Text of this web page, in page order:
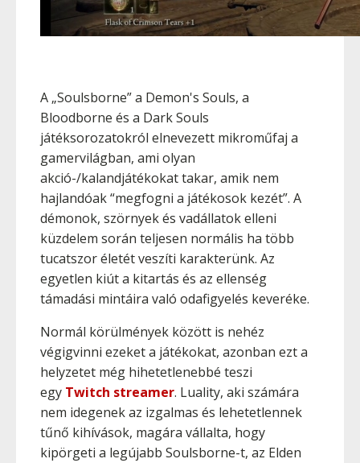
A „Soulsborne” a Demon's Souls, a
Bloodborne és a Dark Souls
játéksorozatokról elnevezett mikroműfaj a
gamervilágban, ami olyan
akció-/kalandjátékokat takar, amik nem
hajlandóak “megfogni a játékosok kezét”. A
démonok, szörnyek és vadállatok elleni
küzdelem során teljesen normális ha több
tucatszor életét veszíti karakterünk. Az
egyetlen kiút a kitartás és az ellenség
támadási mintáira való odafigyelés keveréke.
Normál körülmények között is nehéz
végigvinni ezeket a játékokat, azonban ezt a
helyzetet még hihetetlenebbé teszi
egy Twitch streamer. Luality, aki számára
nem idegenek az izgalmas és lehetetlennek
tűnő kihívások, magára vállalta, hogy
kipörgeti a legújabb Soulsborne-t, az Elden